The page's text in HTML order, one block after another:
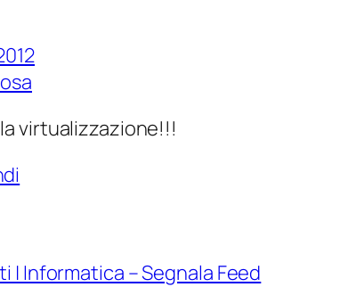
la virtualizzazione!!!
| Informatica – Segnala Feed